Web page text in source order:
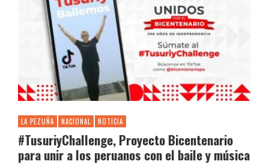
LA PEZUÑA NACIONAL NOTICIA
#TusuriyChallenge, Proyecto Bicentenario
para unir a los peruanos con el baile y música